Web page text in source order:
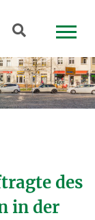
Suchbegriff
des
in der